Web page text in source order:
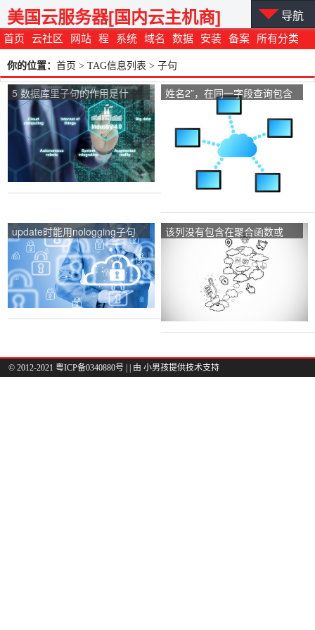
首页 云社区 网站 程 系统 域名 数据 安装 备案 所有分类
美国云服务器[国内云主机商] 导航
你的位置： 首页 > TAG信息列表 > 子句
5 数据库里子句的作用是什
么？
姓名2”，在同一字段查询包含
姓名与姓名2的所有数据？
update时能用nologging子句
避免产生日志吗？
该列没有包含在聚合函数或
GROUPBY子句？
© 2012-2021 粤ICP备0340880号 | | 由 小男孩提供技术支持